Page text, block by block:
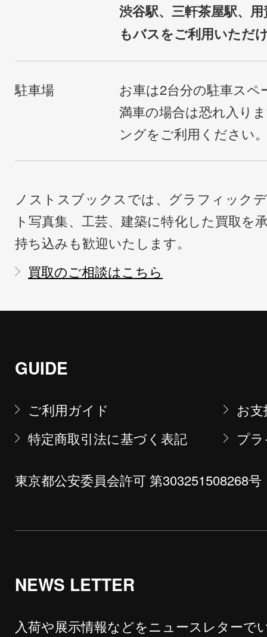
渋谷駅、三軒茶屋駅、
もバスをご利用いただ
駐車場
お車は2台分の駐車ス
満車の場合は恐れ入り
ングをご利用ください
ノストスブックスでは、グラフィック
ト写真集、工芸、建築に特化した買取を
持ち込みも歓迎いたします。
買取のご相談はこちら
GUIDE
ご利用ガイド
お
特定商取引法に基づく表記
プ
東京都公安委員会許可 第303251508268号
NEWS LETTER
入荷や展示情報などをニュースレターで